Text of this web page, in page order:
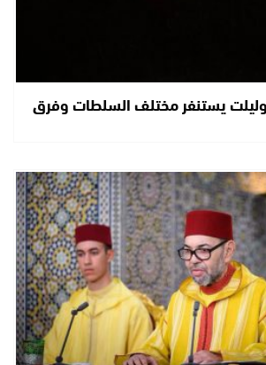
يستنفر مختلف السلطات وفرق